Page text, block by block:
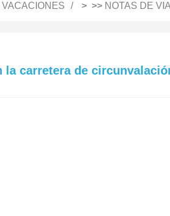
> >> NOTAS DE
carretera de